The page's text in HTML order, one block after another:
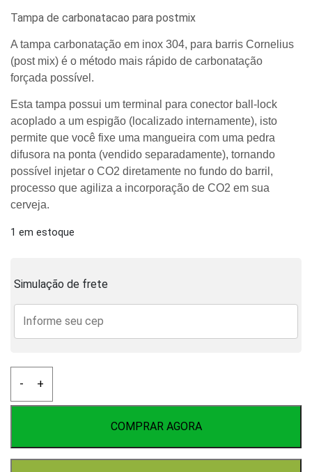
of
5
Tampa de carbonatacao para postmix
A tampa carbonatação em inox 304, para barris Cornelius
(post mix) é o método mais rápido de carbonatação
forçada possível.
Esta tampa possui um terminal para conector ball-lock
acoplado a um espigão (localizado internamente), isto
permite que você fixe uma mangueira com uma pedra
difusora na ponta (vendido separadamente), tornando
possível injetar o CO2 diretamente no fundo do barril,
processo que agiliza a incorporação de CO2 em sua
cerveja.
1 em estoque
Simulação de frete
-
de
carbonatacao
quantidade
+
COMPRAR AGORA